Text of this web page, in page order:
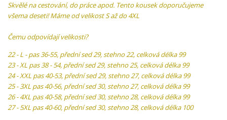
Skvělé na cestování, do práce apod. Tento kousek doporučujeme
všema deseti! Máme od velikost S až do 4XL
Čemu odpovídají velikosti?
22 - L - pas 36-55, přední sed 29, stehno 22, celková délka 99
23 - XL pas 38 - 54, přední sed 29, stehno 25, celková délka 99
24 - XXL pas 40-53, přední sed 29, stehno 27, celková délka 99
25 - 3XL pas 40-56, přední sed 30, stehno 27, celková délka 99
26 - 4XL pas 40-58, přední sed 30, stehno 28, celková délka 99
27 - 5XL pas 40-60, přední sed 30, stehno 28, celková délka 100